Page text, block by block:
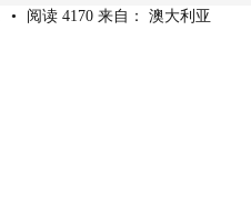
• 阅读 4170 来自： 澳大利亚